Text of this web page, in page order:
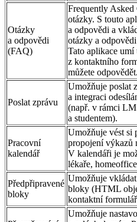
Otázky
a odpovědi
(FAQ)
Frequently Asked
otázky. S touto
a odpovědi a
otázky a
Tato aplikace umí
z kontaktního
můžete odpovědět.
Poslat zprávu
Umožňuje poslat
a integraci
(např. v rámci
a studentem).
Pracovní
kalendář
Umožňuje vést si
propojení výkazů
V kalendáři je
lékaře,
Předpřipravené
bloky
Umožňuje
bloky (HTML
kontaktní
Umožňuje